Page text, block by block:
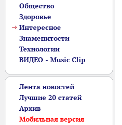
Общество
Здоровье
Интересное
Знаменитости
Технологии
ВИДЕО - Music Clip
Лента новостей
Лучшие 20 статей
Архив
Мобильная версия